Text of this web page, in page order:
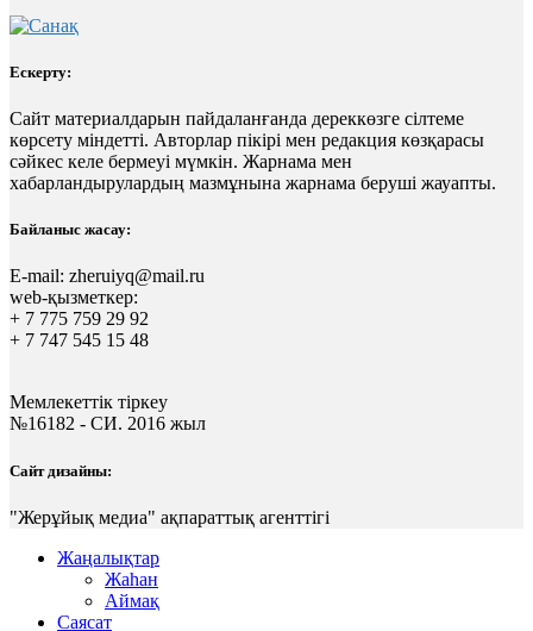
Ескерту:
Сайт материалдарын пайдаланғанда дереккөзге сілтеме
көрсету міндетті. Авторлар пікірі мен редакция көзқарасы
сәйкес келе бермеуі мүмкін. Жарнама мен
хабарландырулардың мазмұнына жарнама беруші жауапты.
Байланыс жасау:
E-mail: zheruiyq@mail.ru
web-қызметкер:
+ 7 775 759 29 92
+ 7 747 545 15 48
Мемлекеттік тіркеу
№16182 - СИ. 2016 жыл
Сайт дизайны:
"Жерұйық медиа" ақпараттық агенттігі
Жаңалықтар
Жаһан
Аймақ
Саясат